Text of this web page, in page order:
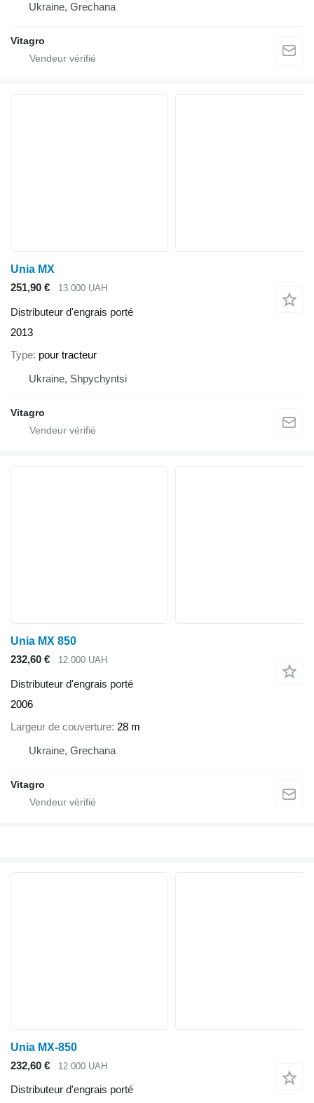
Ukraine, Grechana
Vitagro
Unia MX
251,90 €
13.000 UAH
Distributeur d'engrais porté
2013
Type pour tracteur
Ukraine, Shpychyntsi
Vitagro
Unia MX 850
232,60 €
12.000 UAH
Distributeur d'engrais porté
2006
Largeur de couverture 28 m
Ukraine, Grechana
Vitagro
Unia MX-850
232,60 €
12.000 UAH
Distributeur d'engrais porté